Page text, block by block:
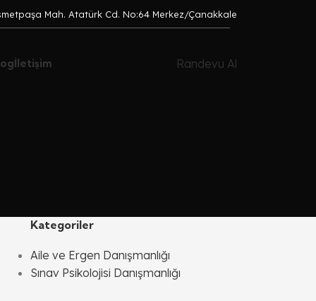
Mah. Atatürk Cd. No:64 Merkez/Çanakkale
İletişim Randevu Al
Kategoriler
Aile ve Ergen Danışmanlığı
Sınav Psikolojisi Danışmanlığı